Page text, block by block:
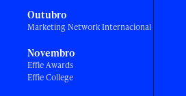
Outubro
Marketing Network Internacional
Novembro
Effie Awards
Effie College